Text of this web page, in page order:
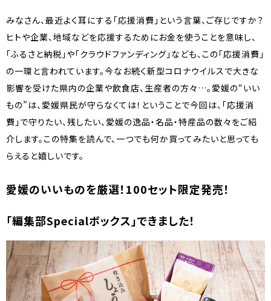
みなさん、最近よく耳にする「応援消費」という言葉、ご存じですか？
ヒトや企業、地域などを応援するためにお金を使うことを意味し、
「ふるさと納税」や「クラウドファンディング」なども、この「応援消費」
の一環と言われています。今なお続く新型コロナウイルスで大きな
影響を受けた県内の企業や飲食店、生産者の方々…。愛媛の“いい
もの”は、愛媛県民が守らなくては！ということで今回は、「応援消
費」で守りたい、残したい、愛媛の逸品・名品・特産品の数々をご紹
介します。この特集を読んで、一つでも何か買ってみたいと思っても
らえると嬉しいです。
愛媛のいいものを厳選！100セット限定発売！
「編集部Specialボックス」できました！